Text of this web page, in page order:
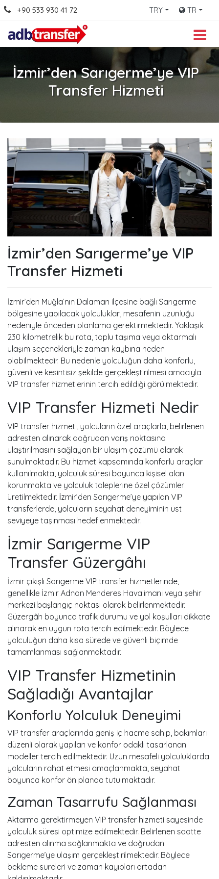
+90 533 930 41 72 TRY TR
İzmir’den Sarıgerme’ye VIP
Transfer Hizmeti
İzmir’den Sarıgerme’ye VIP
Transfer Hizmeti
İzmir’den Muğla’nın Dalaman ilçesine bağlı Sarıgerme
bölgesine yapılacak yolculuklar, mesafenin uzunluğu
nedeniyle önceden planlama gerektirmektedir. Yaklaşık
230 kilometrelik bu rota, toplu taşıma veya aktarmalı
ulaşım seçenekleriyle zaman kaybına neden
olabilmektedir. Bu nedenle yolculuğun daha konforlu,
güvenli ve kesintisiz şekilde gerçekleştirilmesi amacıyla
VIP transfer hizmetlerinin tercih edildiği görülmektedir.
VIP Transfer Hizmeti Nedir
VIP transfer hizmeti, yolcuların özel araçlarla, belirlenen
adresten alınarak doğrudan varış noktasına
ulaştırılmasını sağlayan bir ulaşım çözümü olarak
sunulmaktadır. Bu hizmet kapsamında konforlu araçlar
kullanılmakta, yolculuk süresi boyunca kişisel alan
korunmakta ve yolculuk taleplerine özel çözümler
üretilmektedir. İzmir’den Sarıgerme’ye yapılan VIP
transferlerde, yolcuların seyahat deneyiminin üst
seviyeye taşınması hedeflenmektedir.
İzmir Sarıgerme VIP
Transfer Güzergâhı
İzmir çıkışlı Sarıgerme VIP transfer hizmetlerinde,
genellikle İzmir Adnan Menderes Havalimanı veya şehir
merkezi başlangıç noktası olarak belirlenmektedir.
Güzergâh boyunca trafik durumu ve yol koşulları dikkate
alınarak en uygun rota tercih edilmektedir. Böylece
yolculuğun daha kısa sürede ve güvenli biçimde
tamamlanması sağlanmaktadır.
VIP Transfer Hizmetinin
Sağladığı Avantajlar
Konforlu Yolculuk Deneyimi
VIP transfer araçlarında geniş iç hacme sahip, bakımları
düzenli olarak yapılan ve konfor odaklı tasarlanan
modeller tercih edilmektedir. Uzun mesafeli yolculuklarda
yolcuların rahat etmesi amaçlanmakta, seyahat
boyunca konfor ön planda tutulmaktadır.
Zaman Tasarrufu Sağlanması
Aktarma gerektirmeyen VIP transfer hizmeti sayesinde
yolculuk süresi optimize edilmektedir. Belirlenen saatte
adresten alınma sağlanmakta ve doğrudan
Sarıgerme’ye ulaşım gerçekleştirilmektedir. Böylece
bekleme süreleri ve zaman kayıpları ortadan